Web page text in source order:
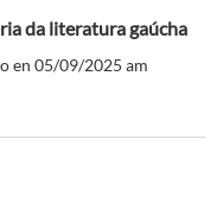
da literatura gaúcha
en 05/09/2025 am